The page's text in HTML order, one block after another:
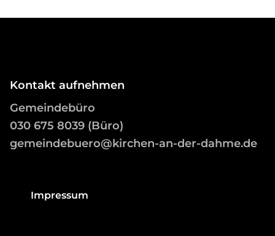
Kontakt aufnehmen
Gemeindebüro
030 675 8039 (Büro)
gemeindebuero@kirchen-an-der-dahme.de
Impressum